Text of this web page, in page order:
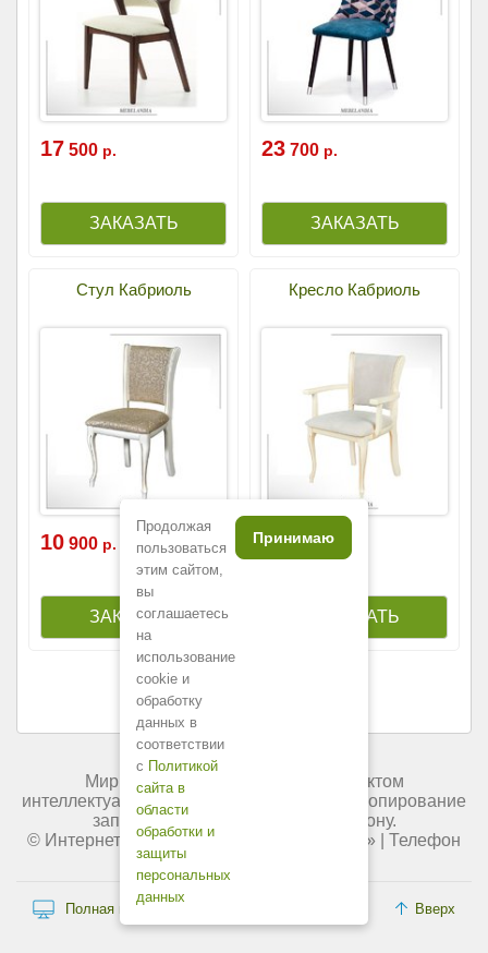
17 500 р. 23 700 р.
Стул Кабриоль
10 900 р.
Кресло Кабриоль
14 100р.
Мир мебели России является объектом
интеллектуальной собственности. Любое копирование
запрещено и преследуется по закону.
© Интернет-магазин « Мир мебели России
» | Телефон
+7 (495) 227-84-45.
Продолжая
пользоваться
этим сайтом,
вы
соглашаетесь
на
использование
cookie и
обработку
данных в
соответствии
с Политикой
сайта в
области
обработки и
защиты
персональных
данных
Принимаю
Вверх
Полная версия сайта